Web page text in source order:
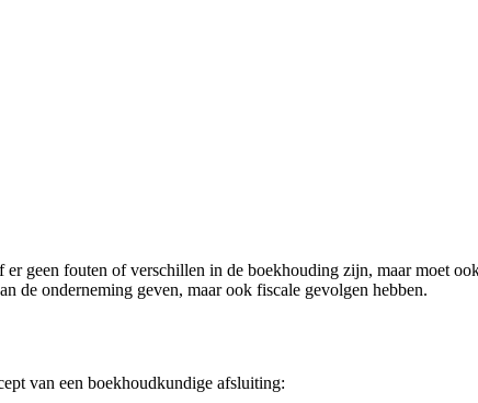
geen fouten of verschillen in de boekhouding zijn, maar moet
de onderneming geven, maar ook fiscale gevolgen hebben.
van een boekhoudkundige afsluiting: